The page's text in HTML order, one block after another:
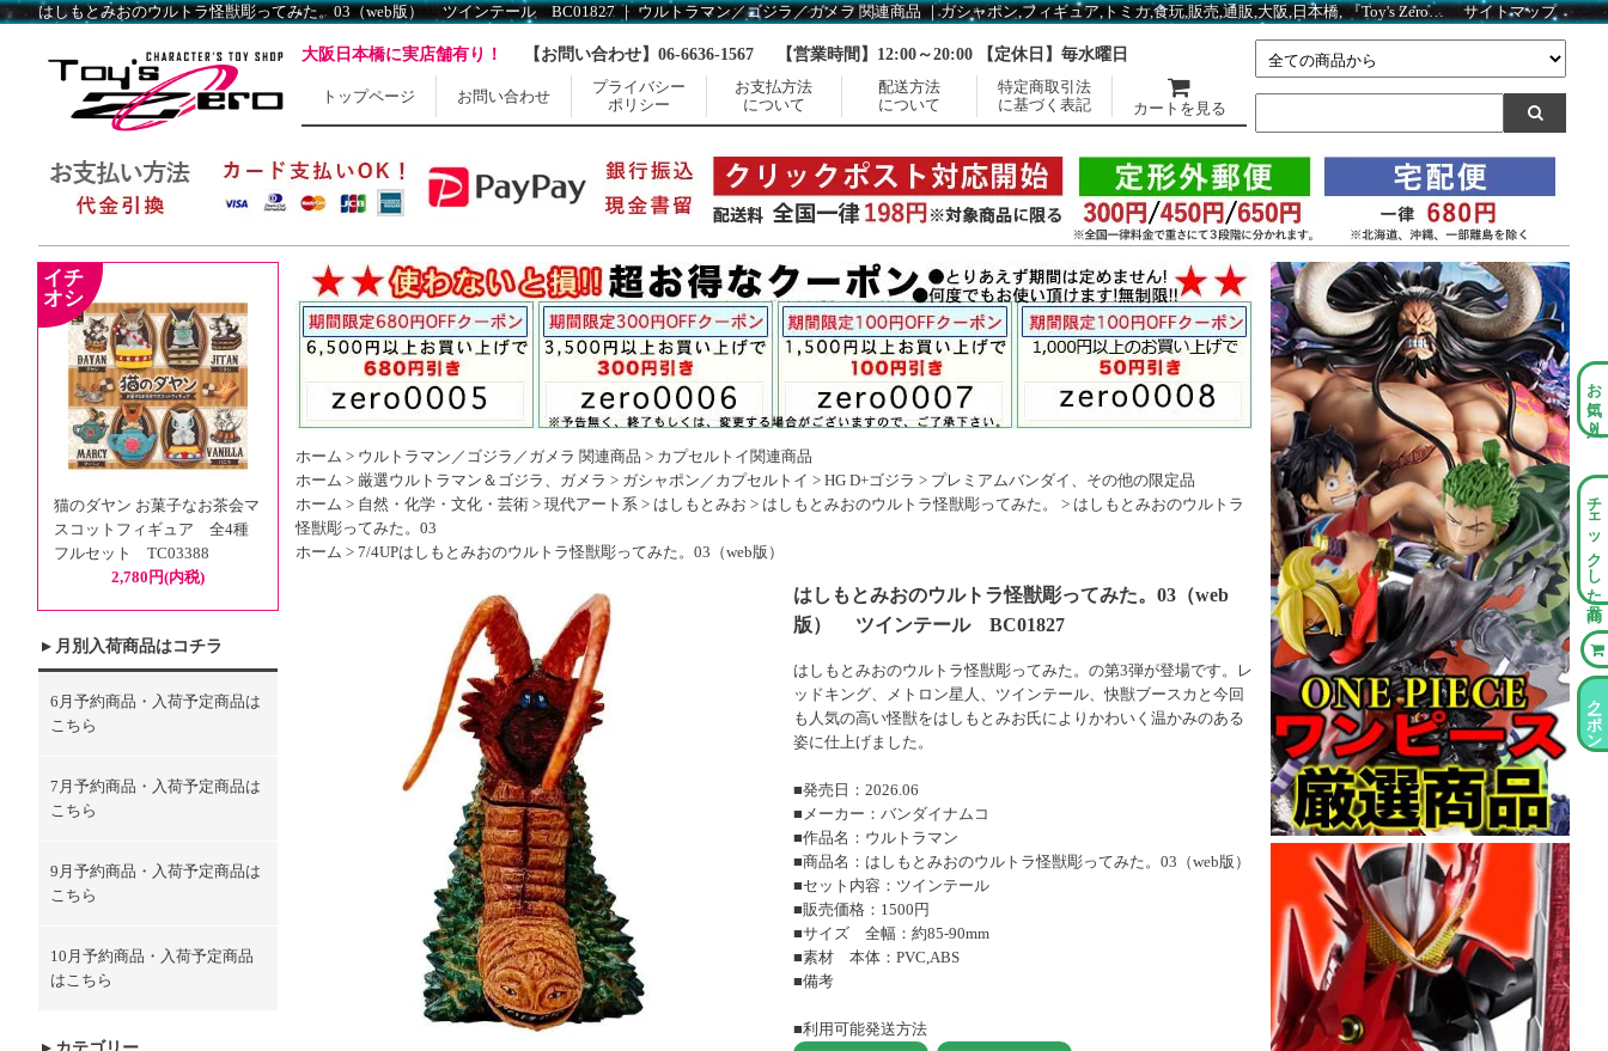
はしもとみおのウルトラ怪獣彫ってみた。03（web版） ツインテール BC01827 ｜ ウルトラマン／ゴジラ／ガメラ 関連商品 ｜ガシャポン,フィギュア,トミカ,食玩,販売,通販,大阪,日本橋, 『Toy's Zero』 トイズゼロ サイトマップ
大阪日本橋に実店舗有り！ 【お問い合わせ】06-6636-1567 【営業時間】12:00～20:00 【定休日】毎水曜日
トップページ お問い合わせ
プライバシー
ポリシー
お支払方法
について
配送方法
について
特定商取引法
に基づく表記
カートを見る
猫のダヤン お菓子なお茶会マ
スコットフィギュア 全4種
フルセット TC03388
2,780円(内税)
月別入荷商品はコチラ
6月予約商品・入荷予定商品は
こちら
7月予約商品・入荷予定商品は
こちら
9月予約商品・入荷予定商品は
こちら
10月予約商品・入荷予定商品
はこちら
カテゴリー
ホーム > ウルトラマン／ゴジラ／ガメラ 関連商品 > カプセルトイ関連商品
ホーム > 厳選ウルトラマン＆ゴジラ、ガメラ > ガシャポン／カプセルトイ > HG D+ゴジラ > プレミアムバンダイ、その他の限定品
ホーム > 自然・化学・文化・芸術 > 現代アート系 > はしもとみお > はしもとみおのウルトラ怪獣彫ってみた。 > はしもとみおのウルトラ
怪獣彫ってみた。03
ホーム > 7/4UPはしもとみおのウルトラ怪獣彫ってみた。03（web版）
はしもとみおのウルトラ怪獣彫ってみた。03（web
版） ツインテール BC01827
はしもとみおのウルトラ怪獣彫ってみた。の第3弾が登場です。レ
ッドキング、メトロン星人、ツインテール、快獣ブースカと今回
も人気の高い怪獣をはしもとみお氏によりかわいく温かみのある
姿に仕上げました。
■発売日：2026.06
■メーカー：バンダイナムコ
■作品名：ウルトラマン
■商品名：はしもとみおのウルトラ怪獣彫ってみた。03（web版）
■セット内容：ツインテール
■販売価格：1500円
■サイズ 全幅：約85-90mm
■素材 本体：PVC,ABS
■備考
■利用可能発送方法
お気に入り
チェックした商品
クーポン情報